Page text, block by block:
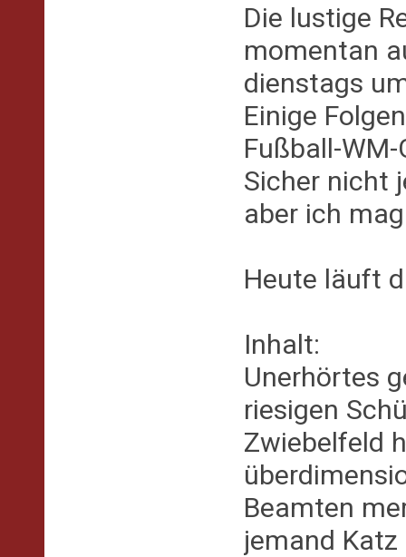
Die lustige
momentan
dienstags
Einige
Fußball-
Sicher nicht
aber ich
Heute läuft
Inhalt:
Unerhörtes
riesigen
Zwiebelfeld
Beamten
jemand